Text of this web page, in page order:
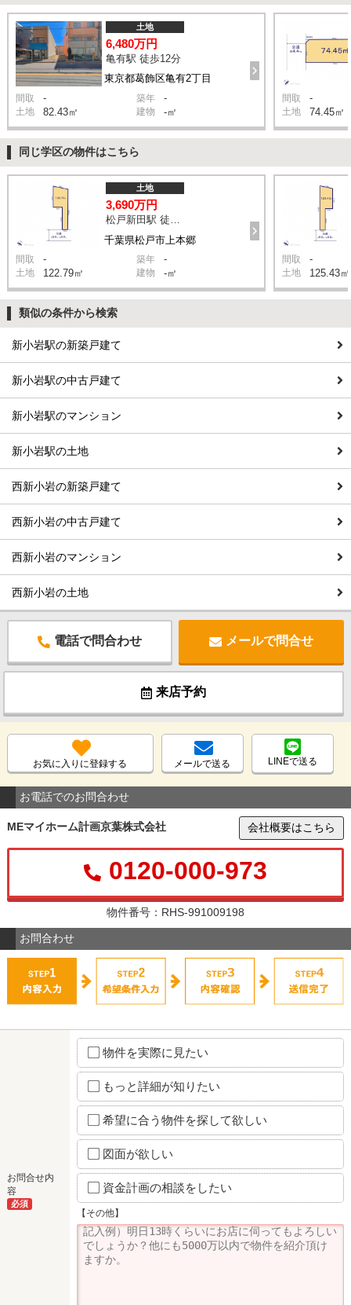
東京都葛飾区亀有2丁目
土地
6,480万円
亀有駅 徒歩12分
間取 - 築年 -
土地 82.43㎡ 建物 -㎡
間取 -
土地 74.45㎡
同じ学区の物件はこちら
千葉県松戸市上本郷
土地
3,690万円
松戸新田駅 徒歩13分
間取 - 築年 -
土地 122.79㎡ 建物 -㎡
間取 -
土地 125.43㎡
類似の条件から検索
新小岩駅の新築戸建て
新小岩駅の中古戸建て
新小岩駅のマンション
新小岩駅の土地
西新小岩の新築戸建て
西新小岩の中古戸建て
西新小岩のマンション
西新小岩の土地
電話で問合わせ メールで問合せ
来店予約
お気に入りに登録する メールで送る LINEで送る
お電話でのお問合わせ
MEマイホーム計画京葉株式会社 会社概要はこちら
0120-000-973
物件番号：RHS-991009198
お問合わせ
お問合せ内
容
必須
物件を実際に見たい
もっと詳細が知りたい
希望に合う物件を探して欲しい
図面が欲しい
資金計画の相談をしたい
【その他】